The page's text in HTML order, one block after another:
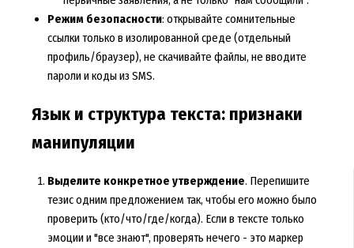
Режим безопасности: открывайте сомнительные
ссылки только в изолированной среде (отдельный
профиль/браузер), не скачивайте файлы, не вводите
пароли и коды из SMS.
Язык и структура текста: признаки
манипуляции
Выделите конкретное утверждение. Перепишите
тезис одним предложением так, чтобы его можно было
проверить (кто/что/где/когда). Если в тексте только
эмоции и "все знают", проверять нечего - это маркер